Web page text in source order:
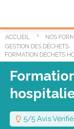
ACCUEIL
NOS
GESTION DES DÉCHETS,
FORMATION DÉCHETS
5/5 Avis